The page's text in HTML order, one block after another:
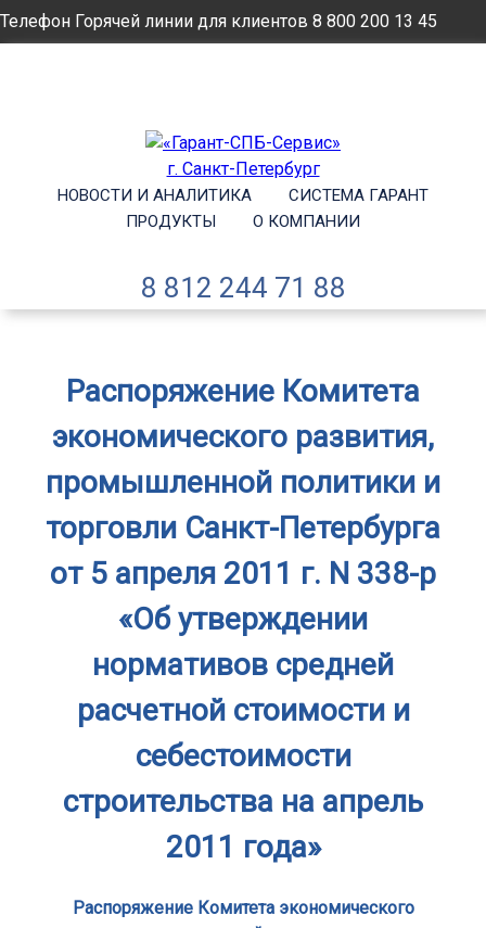
Телефон Горячей линии для клиентов 8 800 200 13 45
НОВОСТИ И АНАЛИТИКА
СИСТЕМА ГАРАНТ
ПРОДУКТЫ
О КОМПАНИИ
8 812 244 71 88
Распоряжение Комитета
экономического развития,
промышленной политики и
торговли Санкт-Петербурга
от 5 апреля 2011 г. N 338-р
«Об утверждении
нормативов средней
расчетной стоимости и
себестоимости
строительства на апрель
2011 года»
Распоряжение Комитета экономического